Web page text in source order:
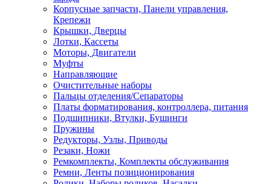
Корпусные запчасти, Панели управления,
Крепежи
Крышки, Дверцы
Лотки, Кассеты
Моторы, Двигатели
Муфты
Направляющие
Очистительные наборы
Пальцы отделения/Сепараторы
Платы форматирования, контроллера, питания
Подшипники, Втулки, Бушинги
Пружины
Редукторы, Узлы, Приводы
Резаки, Ножи
Ремкомплекты, Комплекты обслуживания
Ремни, Ленты позиционирования